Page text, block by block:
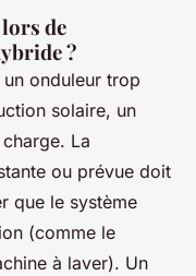
de
?
onduleur trop
solaire, un
La
ou prévue doit
que le système
(comme le
à laver). Un